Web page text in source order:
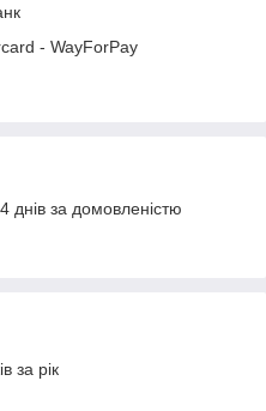
- WayForPay
днів за домовленістю
за рік